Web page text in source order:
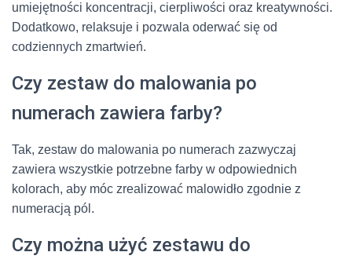
umiejętności koncentracji, cierpliwości oraz kreatywności.
Dodatkowo, relaksuje i pozwala oderwać się od
codziennych zmartwień.
Czy zestaw do malowania po
numerach zawiera farby?
Tak, zestaw do malowania po numerach zazwyczaj
zawiera wszystkie potrzebne farby w odpowiednich
kolorach, aby móc zrealizować malowidło zgodnie z
numeracją pól.
Czy można użyć zestawu do